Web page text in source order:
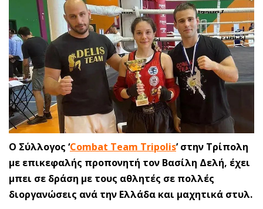
Ο Σύλλογος ‘Combat Team Tripolis’ στην Τρίπολη
με επικεφαλής προπονητή τον Βασίλη Δελή, έχει
μπει σε δράση με τους αθλητές σε πολλές
διοργανώσεις ανά την Ελλάδα και μαχητικά στυλ.